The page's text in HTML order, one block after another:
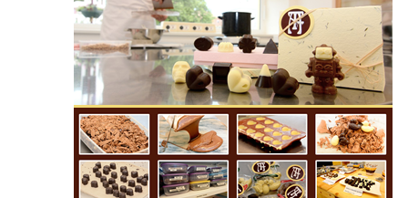
Pomník J. V. Kamarýta v Krumlovské ulici ve
Velešíně
Pamětní deska arcibiskupa Micara ve
vstupu do poutního místa Římov
Plastika Koule v Gutenbergově ulici v
Liberci
Pamětní deska Vojtěcha Kocmicha na
domě čp. 37 v ulici Betlém v Římově